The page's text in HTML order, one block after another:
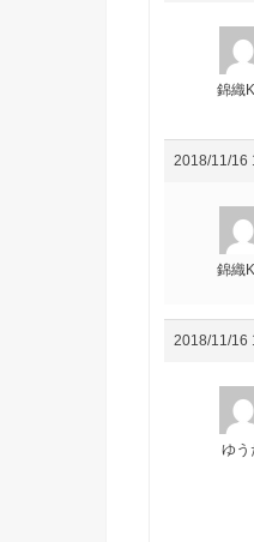
錦織
2018/11/16
錦織
2018/11/16
ゆう